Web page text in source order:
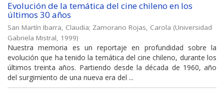
Evolución de la temática del cine chileno en los
últimos 30 años
San Martín Ibarra, Claudia; Zamorano Rojas, Carola (Universidad
Gabriela Mistral, 1999)
Nuestra memoria es un reportaje en profundidad sobre la
evolución que ha tenido la temática del cine chileno, durante los
últimos treinta años. Partiendo desde la década de 1960, año
del surgimiento de una nueva era del ...